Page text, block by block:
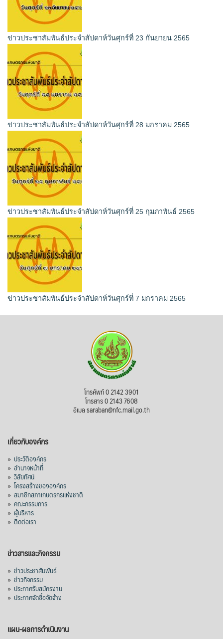
ข่าวประชาสัมพันธ์ประจำสัปดาห์วันศุกร์ที่ 23 กันยายน 2565
ข่าวประชาสัมพันธ์ประจำสัปดาห์วันศุกร์ที่ 28 มกราคม 2565
ข่าวประชาสัมพันธ์ประจำสัปดาห์วันศุกร์ที่ 25 กุมภาพันธ์ 2565
ข่าวประชาสัมพันธ์ประจำสัปดาห์วันศุกร์ที่ 7 มกราคม 2565
โทรศัพท์ 0 2142 3901
โทรสาร 0 2143 7608
อีเมล saraban@nfc.mail.go.th
เกี่ยวกับองค์กร
» ประวัติองค์กร
» อำนาจหน้าที่
» วิสัยทัศน์
» โครงสร้างขององค์กร
» สมาชิกสภาเกษตรกรแห่งชาติ
» คณะกรรมการ
» ผู้บริหาร
» ติดต่อเรา
ข่าวสารและกิจกรรม
» ข่าวประชาสัมพันธ์
» ข่าวกิจกรรม
» ประกาศรับสมัครงาน
» ประกาศจัดซื้อจัดจ้าง
แผน-ผลการดำเนินงาน